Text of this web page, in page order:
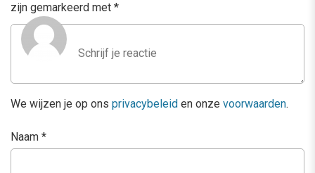
zijn gemarkeerd met *
We wijzen je op ons privacybeleid en onze voorwaarden.
Naam *